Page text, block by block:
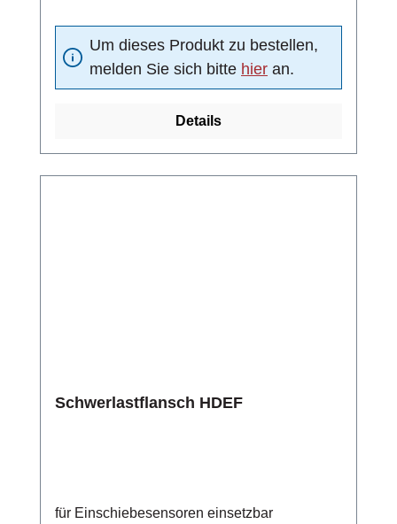
Um dieses Produkt zu bestellen,
melden Sie sich bitte hier an.
Details
Schwerlastflansch HDEF
für Einschiebesensoren einsetzbar